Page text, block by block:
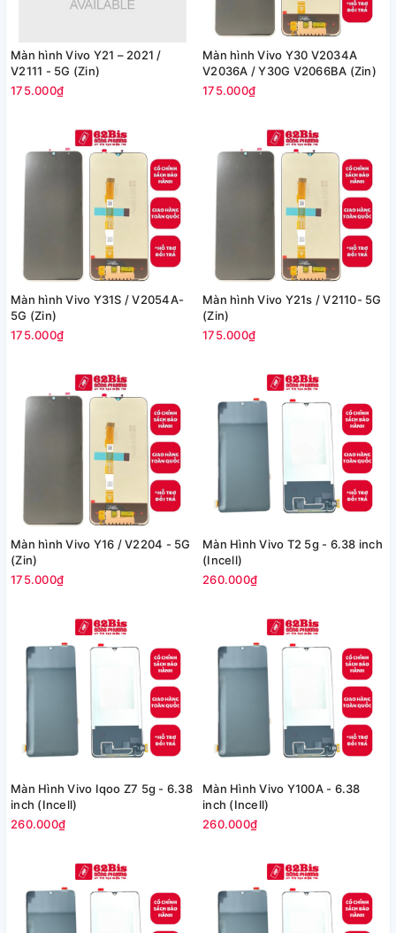
Màn hình Vivo Y21 – 2021 /
V2111 - 5G (Zin)
175.000₫
Màn hình Vivo Y30 V2034A
V2036A / Y30G V2066BA (Zin)
175.000₫
Màn hình Vivo Y31S / V2054A-
5G (Zin)
175.000₫
Màn hình Vivo Y21s / V2110- 5G
(Zin)
175.000₫
Màn hình Vivo Y16 / V2204 - 5G
(Zin)
175.000₫
Màn Hình Vivo T2 5g - 6.38 inch
(Incell)
260.000₫
Màn Hình Vivo Iqoo Z7 5g - 6.38
inch (Incell)
260.000₫
Màn Hình Vivo Y100A - 6.38
inch (Incell)
260.000₫